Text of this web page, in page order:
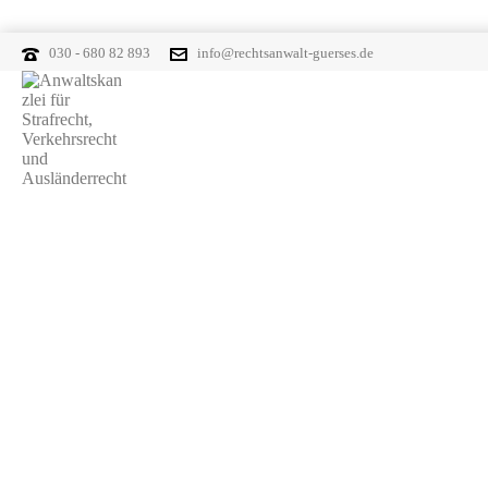
030 - 680 82 893 info@rechtsanwalt-guerses.de